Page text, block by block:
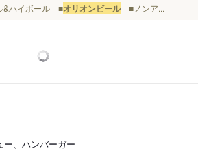
&ハイボール ■オリオンビール■ノンア...
、ハンバーガー